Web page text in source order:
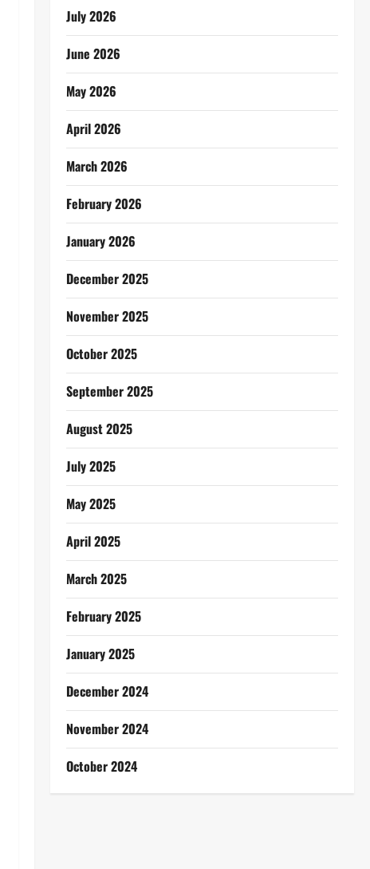
July 2026
June 2026
May 2026
April 2026
March 2026
February 2026
January 2026
December 2025
November 2025
October 2025
September 2025
August 2025
July 2025
May 2025
April 2025
March 2025
February 2025
January 2025
December 2024
November 2024
October 2024